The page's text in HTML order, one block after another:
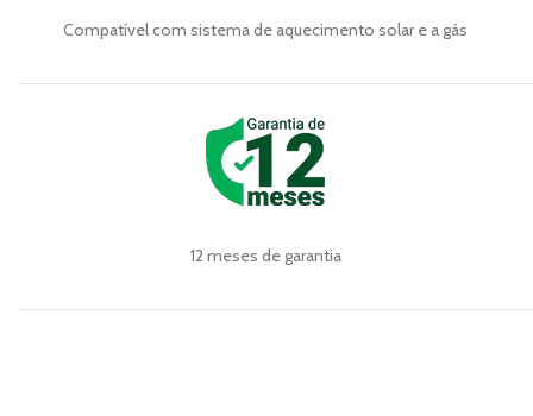
Compatível com sistema de aquecimento solar e a gás
12 meses de garantia